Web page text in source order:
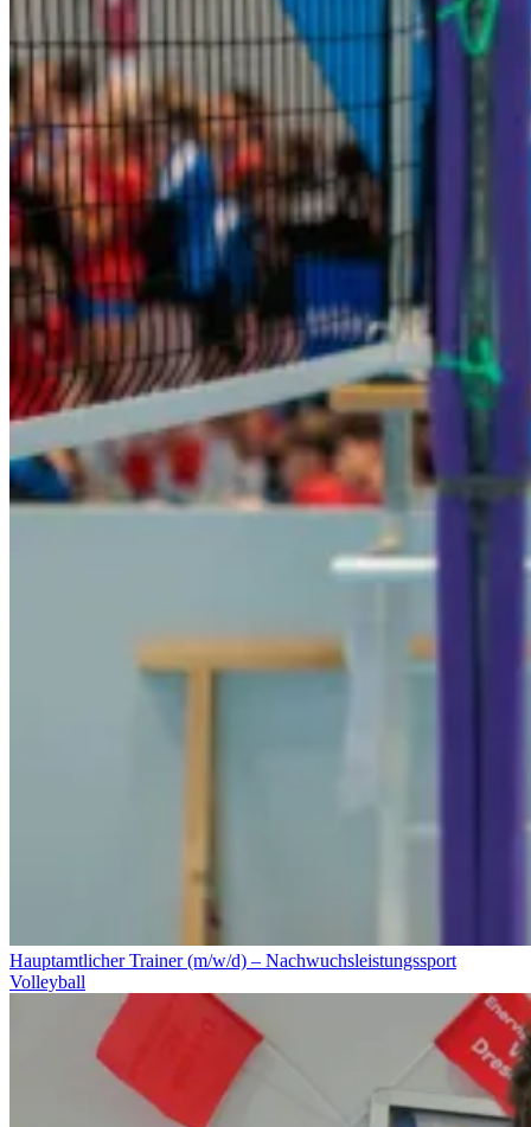
Hauptamtlicher Trainer (m/w/d) – Nachwuchsleistungssport
Volleyball